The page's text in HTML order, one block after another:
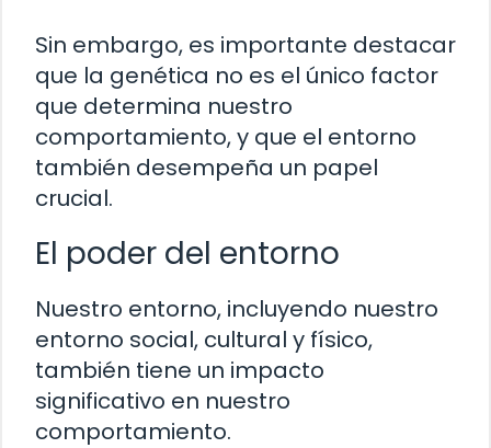
Sin embargo, es importante destacar
que la genética no es el único factor
que determina nuestro
comportamiento, y que el entorno
también desempeña un papel
crucial.
El poder del entorno
Nuestro entorno, incluyendo nuestro
entorno social, cultural y físico,
también tiene un impacto
significativo en nuestro
comportamiento.